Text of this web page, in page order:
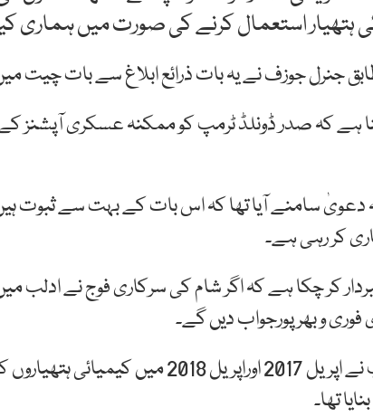
ہتھیار استعمال کرنے کی صورت میں
جنرل جوزف نے یہ بات ذرائع ابلاغ سے بات چیت
ہے کہ صدر ڈونلڈ ٹرمپ کو ممکنہ عسکری آپشنز
دعویٰ سامنے آیا تھا کہ اس بات کے بہت سے ثبوت
کر رہی ہے۔
کر چکا ہے کہ اگر شام کی سرکاری فوج نے ادلب
فوری و بھرپورجواب دیں گے۔
امریکی صدر ڈونلڈ ٹرمپ نے اپریل 2017
تھا۔